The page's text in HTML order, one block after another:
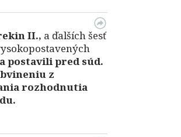
II., a ďalších šesť
postavili pred súd.
z
rozhodnutia